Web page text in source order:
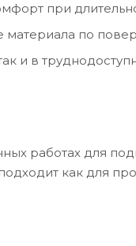
при
по
и в
работах для
как для